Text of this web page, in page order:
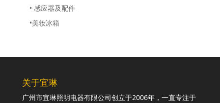
• 感应器及配件
•美妆冰箱
关于宜琳
广州市宜琳照明电器有限公司创立于2006年，一直专注于